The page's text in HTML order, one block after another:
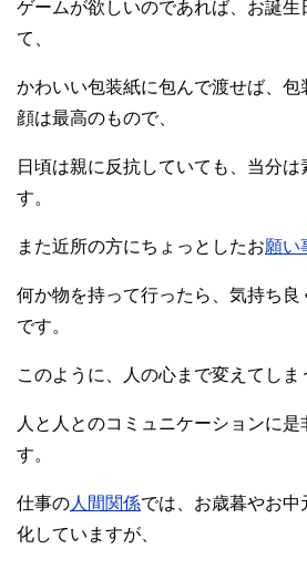
ゲームが欲しいのであれば、お誕生
て、
かわいい包装紙に包んで渡せば、
顔は最高のもので、
日頃は親に反抗していても、当分
す。
また近所の方にちょっとしたお願い
何か物を持って行ったら、気持ち
です。
このように、人の心まで変えてしま
人と人とのコミュニケーションに
す。
仕事の人間関係では、お歳暮やお
化していますが、